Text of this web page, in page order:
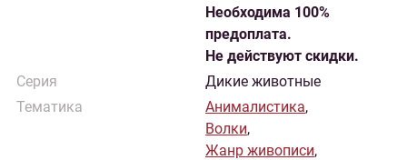
Необходима 100%
предоплата.
Не действуют скидки.
Серия
Дикие животные
Тематика
Анималистика,
Волки,
Жанр живописи,